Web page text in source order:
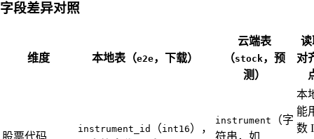
字段差异对照
维度 本地表（e2e，下载）
云端表
（stock，预
测）
读
对
股票代码
instrument_id （int16），
instrument
（字
符串，如
本
能
数